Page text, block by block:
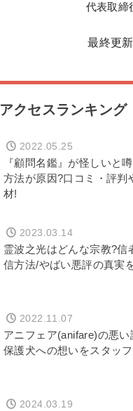
代表取
最終更
アクセスランキング
『顧問名鑑』が怪しいと
方法が原因?口コミ・評判
材!
2022.05.25
霊波之光はどんな宗教?信
信方法/やばい悪評の真実
2023.03.14
アニフェア(anifare)の悪
保護犬への想いをスタッ
2022.11.07
2024.03.19